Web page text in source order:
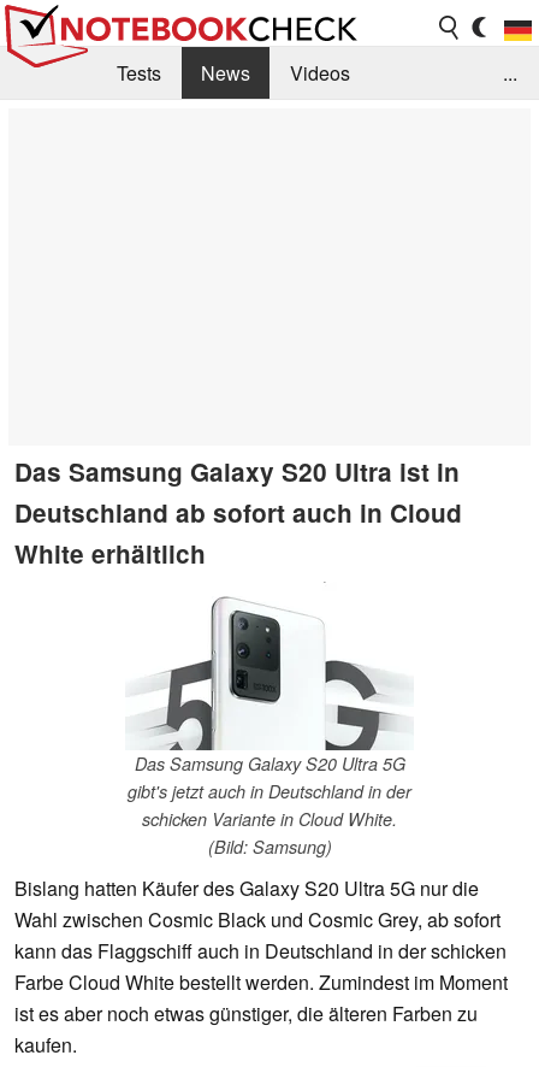
Tests News
Videos
...
Das Samsung Galaxy S20 Ultra ist in
Deutschland ab sofort auch in Cloud
White erhältlich
Das Samsung Galaxy S20 Ultra 5G
gibt's jetzt auch in Deutschland in der
schicken Variante in Cloud White.
(Bild: Samsung)
Bislang hatten Käufer des Galaxy S20 Ultra 5G nur die
Wahl zwischen Cosmic Black und Cosmic Grey, ab sofort
kann das Flaggschiff auch in Deutschland in der schicken
Farbe Cloud White bestellt werden. Zumindest im Moment
ist es aber noch etwas günstiger, die älteren Farben zu
kaufen.